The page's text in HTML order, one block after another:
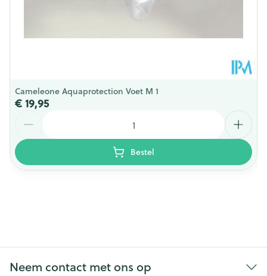
Cameleone Aquaprotection Voet M 1
€ 19,95
Bestel
Neem contact met ons op